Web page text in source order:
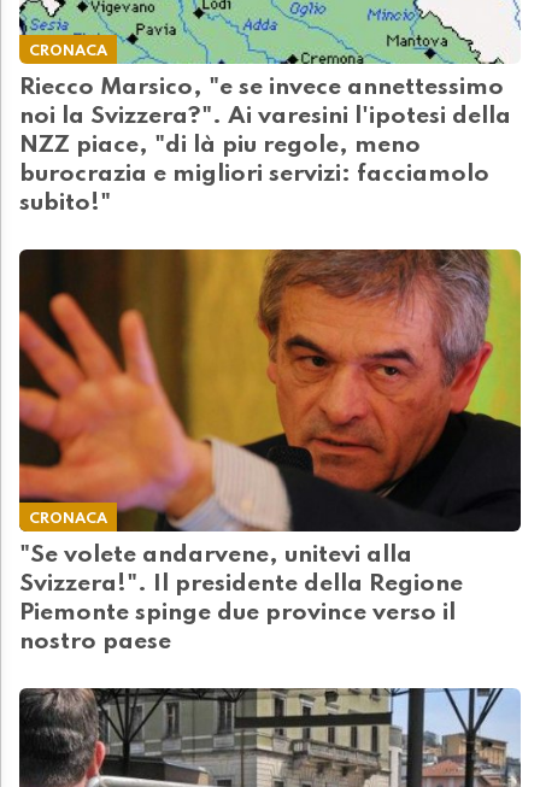
CRONACA
Riecco Marsico, "e se invece annettessimo
noi la Svizzera?". Ai varesini l'ipotesi della
NZZ piace, "di là piu regole, meno
burocrazia e migliori servizi: facciamolo
subito!"
CRONACA
"Se volete andarvene, unitevi alla
Svizzera!". Il presidente della Regione
Piemonte spinge due province verso il
nostro paese